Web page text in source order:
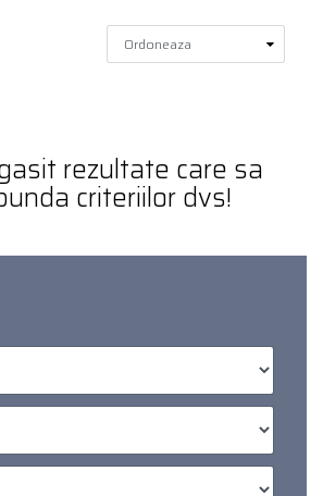
rezultate care sa
criteriilor dvs!